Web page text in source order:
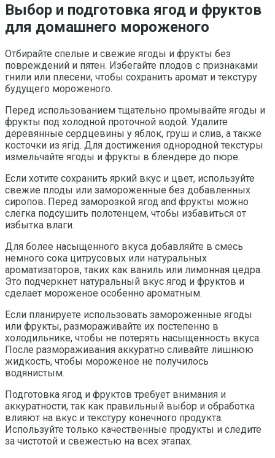
Выбор и подготовка ягод и фруктов
для домашнего мороженого
Отбирайте спелые и свежие ягоды и фрукты без
повреждений и пятен. Избегайте плодов с признаками
гнили или плесени, чтобы сохранить аромат и текстуру
будущего мороженого.
Перед использованием тщательно промывайте ягоды и
фрукты под холодной проточной водой. Удалите
деревянные сердцевины у яблок, груш и слив, а также
косточки из ягід. Для достижения однородной текстуры
измельчайте ягоды и фрукты в блендере до пюре.
Если хотите сохранить яркий вкус и цвет, используйте
свежие плоды или замороженные без добавленных
сиропов. Перед заморозкой ягод and фрукты можно
слегка подсушить полотенцем, чтобы избавиться от
избытка влаги.
Для более насыщенного вкуса добавляйте в смесь
немного сока цитрусовых или натуральных
ароматизаторов, таких как ваниль или лимонная цедра.
Это подчеркнет натуральный вкус ягод и фруктов и
сделает мороженое особенно ароматным.
Если планируете использовать замороженные ягоды
или фрукты, размораживайте их постепенно в
холодильнике, чтобы не потерять насыщенность вкуса.
После размораживания аккуратно сливайте лишнюю
жидкость, чтобы мороженое не получилось
водянистым.
Подготовка ягод и фруктов требует внимания и
аккуратности, так как правильный выбор и обработка
влияют на вкус и текстуру конечного продукта.
Используйте только качественные продукты и следите
за чистотой и свежестью на всех этапах.